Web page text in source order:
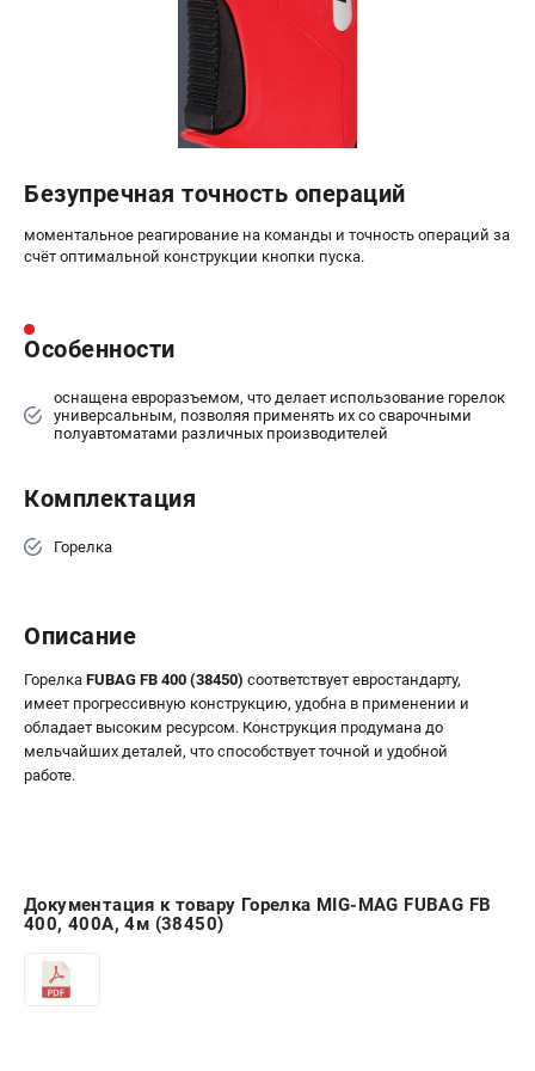
Сварочные полуавтоматы MIG/MAG
Сварочные аппараты TIG
Сварочные материалы
+7 (812) 317-60-57
офертой.
ЗАКАЗ ЗАПЧАСТЕЙ
+7 (8112) 59-10-67
Безупречная точность операций
моментальное реагирование на команды и точность операций за
счёт оптимальной конструкции кнопки пуска.
Особенности
оснащена евроразъемом, что делает использование горелок
универсальным, позволяя применять их со сварочными
полуавтоматами различных производителей
Комплектация
Горелка
Описание
Горелка FUBAG FB 400 (38450) соответствует евростандарту,
имеет прогрессивную конструкцию, удобна в применении и
обладает высоким ресурсом. Конструкция продумана до
мельчайших деталей, что способствует точной и удобной
работе.
Документация к товару Горелка MIG-MAG FUBAG FB
400, 400А, 4м (38450)